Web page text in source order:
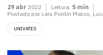
29 abr 2022 Leitura: 5 min
Postado por Lais Pontin Matos,
UNIVATES